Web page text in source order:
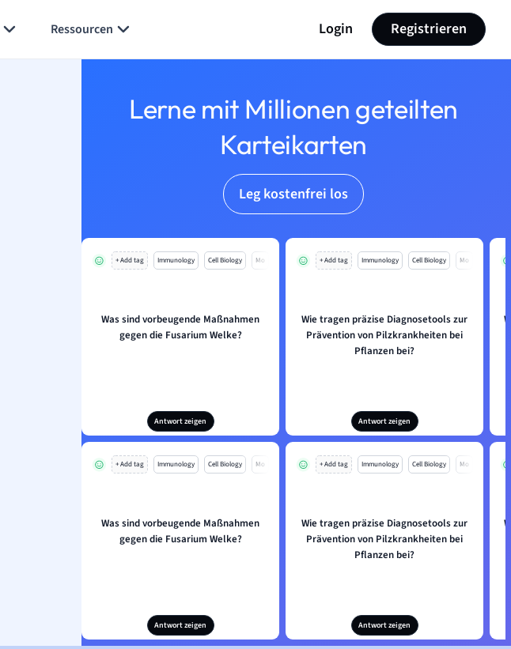
Ressourcen Login Registrieren
Lerne mit Millionen geteilten
Karteikarten
Leg kostenfrei los
+ Add tag Immunology Cell Biology Mo
Was sind vorbeugende Maßnahmen
gegen die Fusarium Welke?
Antwort zeigen
+ Add tag Immunology Cell Biology Mo
Wie tragen präzise Diagnosetools zur
Prävention von Pilzkrankheiten bei
Pflanzen bei?
Antwort zeigen
+ Add tag Immunology Cell Biology Mo
Was sind vorbeugende Maßnahmen
gegen die Fusarium Welke?
Antwort zeigen
+ Add tag Immunology Cell Biology Mo
Wie tragen präzise Diagnosetools zur
Prävention von Pilzkrankheiten bei
Pflanzen bei?
Antwort zeigen